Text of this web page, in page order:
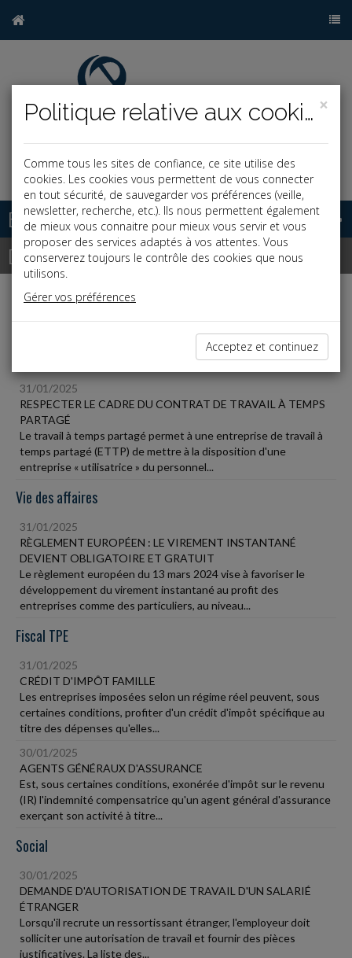
Base documentaire
Dépêches
Liste des dernières dépêches
31/01/2025
RESPECTER LE CADRE DU CONTRAT DE TRAVAIL À TEMPS
PARTAGÉ
Le travail à temps partagé permet à une entreprise de travail à
temps partagé (ETTP) de mettre à la disposition d'une
entreprise « utilisatrice » du personnel...
Vie des affaires
31/01/2025
RÈGLEMENT EUROPÉEN : LE VIREMENT INSTANTANÉ
DEVIENT OBLIGATOIRE ET GRATUIT
Le règlement européen du 13 mars 2024 vise à favoriser le
développement du virement instantané au profit des
entreprises comme des particuliers, au niveau...
Fiscal TPE
31/01/2025
CRÉDIT D'IMPÔT FAMILLE
Les entreprises imposées selon un régime réel peuvent, sous
certaines conditions, profiter d'un crédit d'impôt spécifique au
titre des dépenses qu'elles...
30/01/2025
AGENTS GÉNÉRAUX D'ASSURANCE
Est, sous certaines conditions, exonérée d'impôt sur le revenu
(IR) l'indemnité compensatrice qu'un agent général d'assurance
exerçant son activité à titre...
Social
30/01/2025
DEMANDE D'AUTORISATION DE TRAVAIL D'UN SALARIÉ
ÉTRANGER
Lorsqu'il recrute un ressortissant étranger, l'employeur doit
solliciter une autorisation de travail et fournir des pièces
justificatives. La liste des...
×
Politique relative aux cookies
Comme tous les sites de confiance, ce site utilise des
cookies. Les cookies vous permettent de vous connecter
en tout sécurité, de sauvegarder vos préférences (veille,
newsletter, recherche, etc.). Ils nous permettent également
de mieux vous connaitre pour mieux vous servir et vous
proposer des services adaptés à vos attentes. Vous
conserverez toujours le contrôle des cookies que nous
utilisons.
Gérer vos préférences
Acceptez et continuez